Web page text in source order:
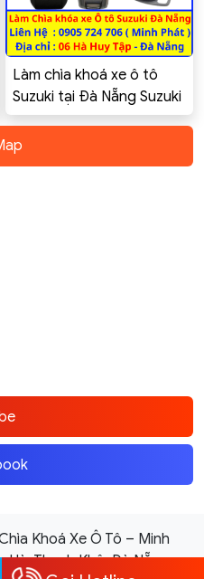
Làm chìa khoá xe ô tô
Suzuki tại Đà Nẵng Suzuki
Swift Celerio Ciaz Ertiga
XL7 GSX-R150
Khoá Xe Ô Tô – Minh
Hà, Thanh Khê, Đà Nẵng